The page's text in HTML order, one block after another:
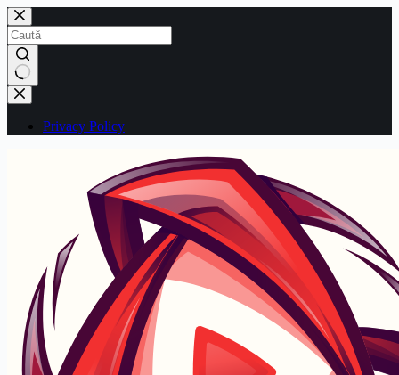
Sari
la
conținut
Niciun
rezultat
Privacy Policy